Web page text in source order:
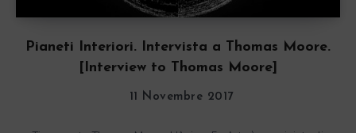
Pianeti Interiori. Intervista a Thomas Moore.
[Interview to Thomas Moore]
11 Novembre 2017